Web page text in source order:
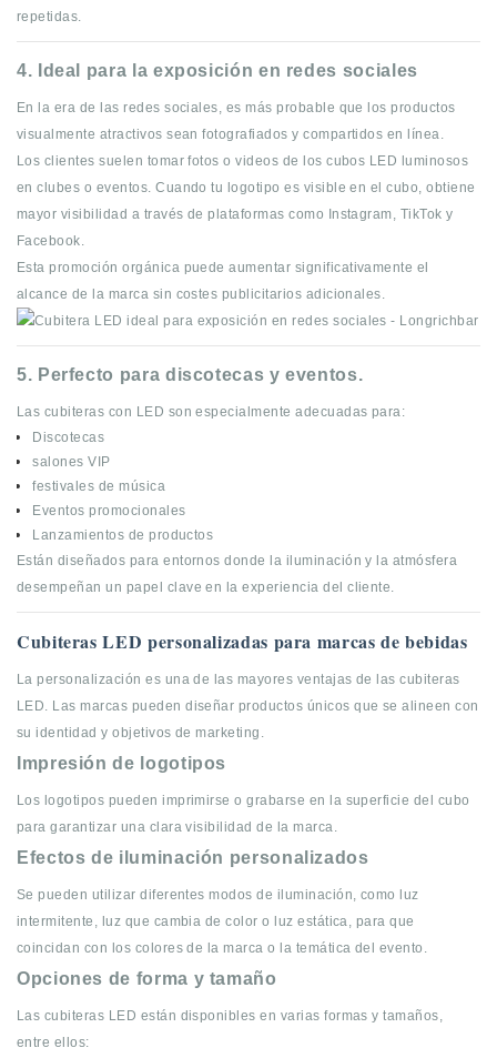
repetidas.
4. Ideal para la exposición en redes sociales
En la era de las redes sociales, es más probable que los productos
visualmente atractivos sean fotografiados y compartidos en línea.
Los clientes suelen tomar fotos o videos de los cubos LED luminosos
en clubes o eventos. Cuando tu logotipo es visible en el cubo, obtiene
mayor visibilidad a través de plataformas como Instagram, TikTok y
Facebook.
Esta promoción orgánica puede aumentar significativamente el
alcance de la marca sin costes publicitarios adicionales.
5. Perfecto para discotecas y eventos.
Las cubiteras con LED son especialmente adecuadas para:
Discotecas
salones VIP
festivales de música
Eventos promocionales
Lanzamientos de productos
Están diseñados para entornos donde la iluminación y la atmósfera
desempeñan un papel clave en la experiencia del cliente.
Cubiteras LED personalizadas para marcas de bebidas
La personalización es una de las mayores ventajas de las cubiteras
LED. Las marcas pueden diseñar productos únicos que se alineen con
su identidad y objetivos de marketing.
Impresión de logotipos
Los logotipos pueden imprimirse o grabarse en la superficie del cubo
para garantizar una clara visibilidad de la marca.
Efectos de iluminación personalizados
Se pueden utilizar diferentes modos de iluminación, como luz
intermitente, luz que cambia de color o luz estática, para que
coincidan con los colores de la marca o la temática del evento.
Opciones de forma y tamaño
Las cubiteras LED están disponibles en varias formas y tamaños,
entre ellos: